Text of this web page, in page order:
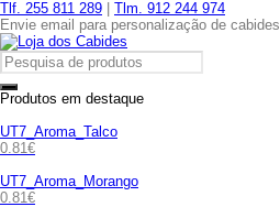
Tlf. 255 811 289
Tlm. 912 244 974
Envie email para personalização de cabides
Produtos em destaque
UT7_Aroma_Talco
0.81€
UT7_Aroma_Morango
0.81€